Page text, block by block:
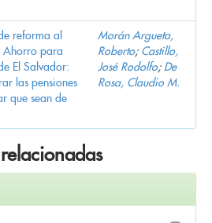
reforma al
Ahorro para
El Salvador:
las pensiones
que sean de
Morán Argueta,
Roberto; Castillo,
José Rodolfo; De
Rosa, Claudio M.